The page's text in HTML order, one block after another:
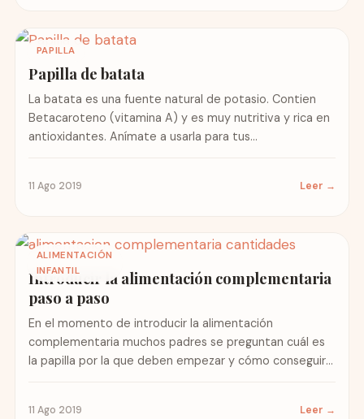
PAPILLA
Papilla de batata
La batata es una fuente natural de potasio. Contien
Betacaroteno (vitamina A) y es muy nutritiva y rica en
antioxidantes. Anímate a usarla para tus...
11 Ago 2019 Leer →
ALIMENTACIÓN
INFANTIL
Introducir la alimentación complementaria
paso a paso
En el momento de introducir la alimentación
complementaria muchos padres se preguntan cuál es
la papilla por la que deben empezar y cómo conseguir
11 Ago 2019 Leer →